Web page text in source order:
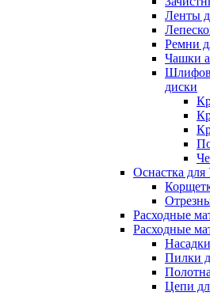
Ленты
Ремни
Чашки
диски
Оснастка
Расходные
Расходные
Пилки
Цепи